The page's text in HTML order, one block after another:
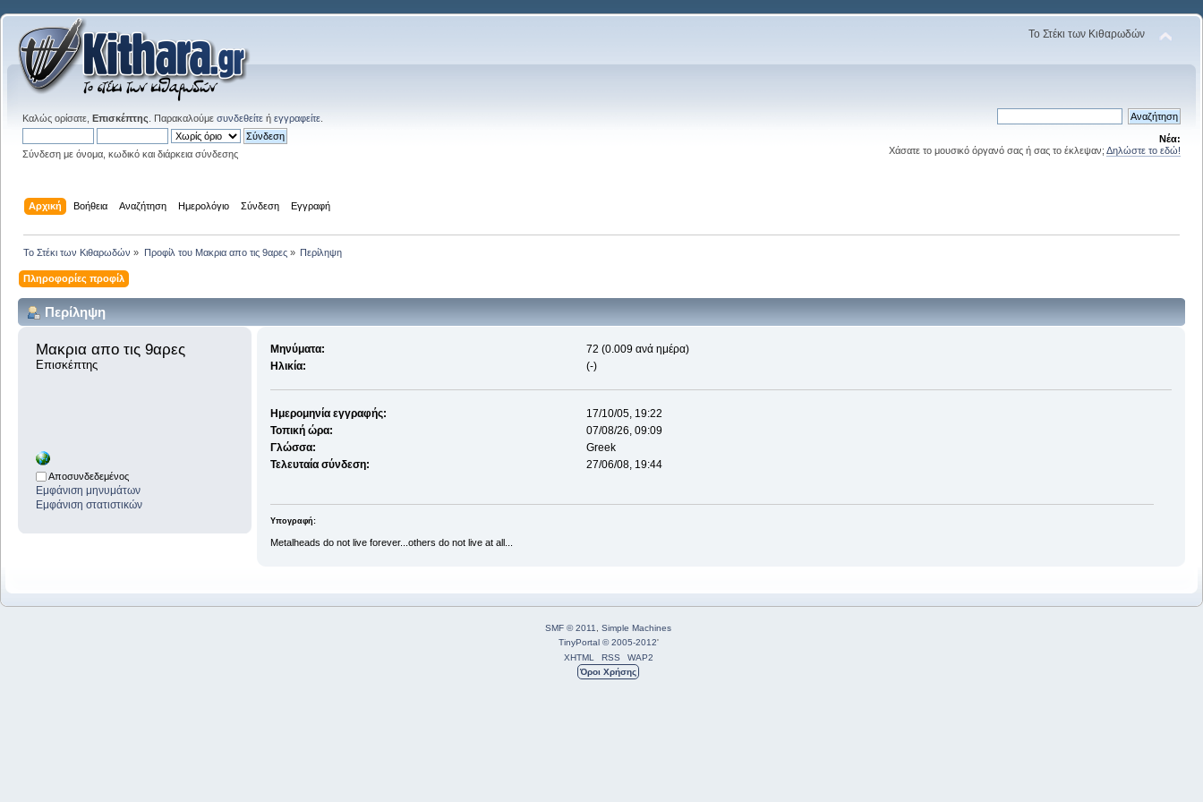
Το Στέκι των Κιθαρωδών
Καλώς ορίσατε, Επισκέπτης . Παρακαλούμε συνδεθείτε ή εγγραφείτε
Σύνδεση με όνομα, κωδικό και διάρκεια σύνδεσης
Νέα:
Χάσατε το μουσικό όργανό σας ή σας το έκλεψαν; Δηλώστε το εδώ!
Αρχική Βοήθεια Αναζήτηση Ημερολόγιο Σύνδεση Εγγραφή
Το Στέκι των Κιθαρωδών » Προφίλ του Μακρια απο τις 9αρες» Περίληψη
Πληροφορίες προφίλ
Περίληψη
Μακρια απο τις 9αρες
Επισκέπτης
Αποσυνδεδεμένος
Εμφάνιση μηνυμάτων
Εμφάνιση στατιστικών
Μηνύματα:
72 (0.009 ανά ημέρα)
Ηλικία:
(-)
Ημερομηνία εγγραφής:
17/10/05, 19:22
Τοπική ώρα:
07/08/26, 09:09
Γλώσσα:
Greek
Τελευταία σύνδεση:
27/06/08, 19:44
Υπογραφή:
Metalheads do not live forever...others do not live at all...
SMF © 2011
Simple Machines
TinyPortal © 2005-2012'
XHTML
RSS
WAP2
Όροι Χρήσης